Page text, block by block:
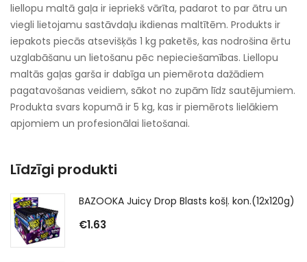
liellopu maltā gaļa ir iepriekš vārīta, padarot to par ātru un
viegli lietojamu sastāvdaļu ikdienas maltītēm. Produkts ir
iepakots piecās atsevišķās 1 kg paketēs, kas nodrošina ērtu
uzglabāšanu un lietošanu pēc nepieciešamības. Liellopu
maltās gaļas garša ir dabīga un piemērota dažādiem
pagatavošanas veidiem, sākot no zupām līdz sautējumiem.
Produkta svars kopumā ir 5 kg, kas ir piemērots lielākiem
apjomiem un profesionālai lietošanai.
Līdzīgi produkti
BAZOOKA Juicy Drop Blasts košļ. kon.(12x120g)
€1.63